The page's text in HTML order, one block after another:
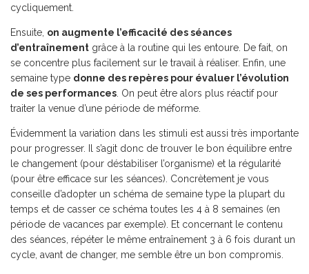
cycliquement.
Ensuite, on augmente l’efficacité des séances
d’entraînement grâce à la routine qui les entoure. De fait, on
se concentre plus facilement sur le travail à réaliser. Enfin, une
semaine type donne des repères pour évaluer l’évolution
de ses performances . On peut être alors plus réactif pour
traiter la venue d’une période de méforme.
Évidemment la variation dans les stimuli est aussi très importante
pour progresser. Il s’agit donc de trouver le bon équilibre entre
le changement (pour déstabiliser l’organisme) et la régularité
(pour être efficace sur les séances). Concrètement je vous
conseille d’adopter un schéma de semaine type la plupart du
temps et de casser ce schéma toutes les 4 à 8 semaines (en
période de vacances par exemple). Et concernant le contenu
des séances, répéter le même entraînement 3 à 6 fois durant un
cycle, avant de changer, me semble être un bon compromis.